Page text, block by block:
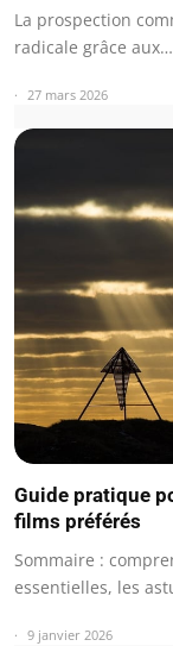
La prospection
radicale grâce aux…
27 mars 2026
Guide pratique
films préférés
Sommaire :
essentielles, les
9 janvier 2026